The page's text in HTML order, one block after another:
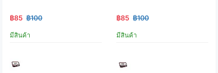
฿85 ฿100
มีสินค้า
฿85 ฿100
มีสินค้า